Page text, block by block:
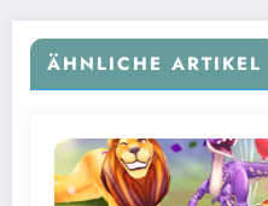
ÄHNLICHE ARTIKEL